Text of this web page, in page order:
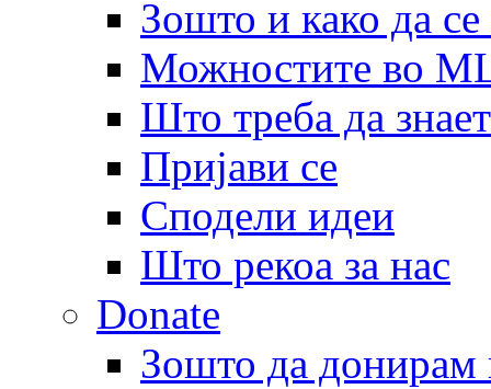
Зошто и како да
Можностите во
Што треба да
Пријави се
Сподели идеи
Што рекоа за нас
Donate
Зошто да